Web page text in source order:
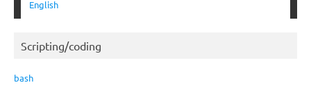
English
Scripting/coding
bash